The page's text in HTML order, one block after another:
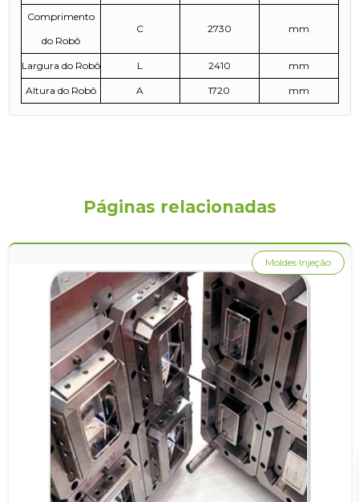
Comprimento
do Robô
C 2730 mm
Largura do Robô L 2410 mm
Altura do Robô A 1720 mm
Páginas relacionadas
Moldes Injeção